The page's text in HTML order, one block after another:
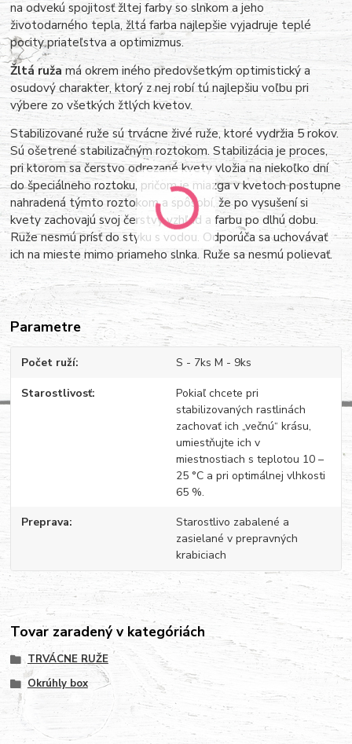
na odvekú spojitosť žltej farby so slnkom a jeho
životodarného tepla, žltá farba najlepšie vyjadruje teplé
pocity priateľstva a optimizmus.
Žltá ružamá okrem iného predovšetkým optimistický a
osudový charakter, ktorý z nej robí tú najlepšiu voľbu pri
výbere zo všetkých žtlých kvetov.
Stabilizované ruže sú trvácne živé ruže, ktoré vydržia 5 rokov.
Sú ošetrené stabilizačným roztokom. Stabilizácia je proces,
pri ktorom sa čerstvo odrezané kvety vložia na niekoľko dní
do špeciálneho roztoku, pričom je miazga v kvetoch postupne
nahradená týmto roztokom a spôsobí, že po vysušení si
kvety zachovajú svoj čerstvý vzhľad a farbu po dlhú dobu.
Ruže nesmú prísť do styku s vodou. Odporúča sa uchovávať
ich na mieste mimo priameho slnka. Ruže sa nesmú polievať.
Parametre
Počet ruží S - 7ks M - 9ks
Starostlivosť
Pokiaľ chcete pri
stabilizovaných rastlinách
zachovať ich „večnú“ krásu,
umiestňujte ich v
miestnostiach s teplotou 10 –
25 °C a pri optimálnej vlhkosti
65 %.
Preprava
Starostlivo zabalené a
zasielané v prepravných
krabiciach
Tovar zaradený v kategóriách
TRVÁCNE RUŽE
Okrúhly box